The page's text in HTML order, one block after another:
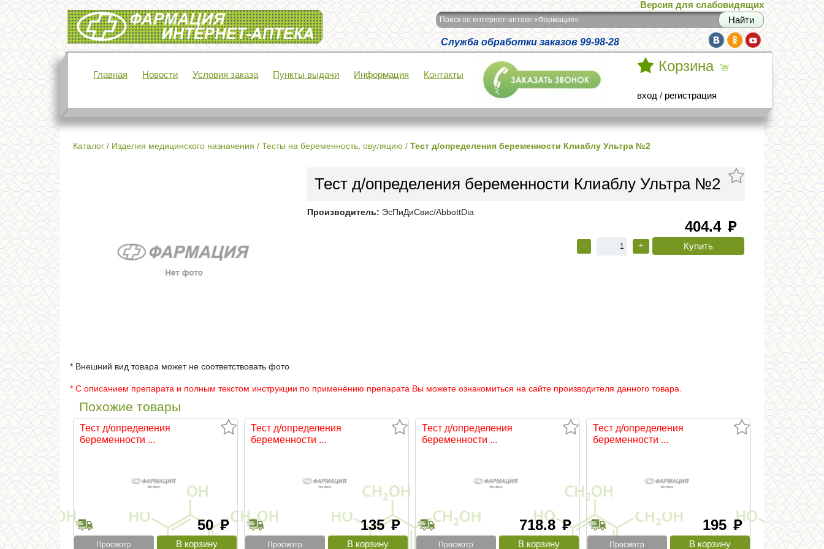
Интернет-аптека Фармация
Версия для слабовидящих
Поиск по интернет-аптеке «Фармация»
Служба обработки заказов 99-98-28
Главная Новости Условия заказа Пункты выдачи Информация Контакты
Корзина
вход / регистрация
Каталог / Изделия медицинского назначения / Тесты на беременность, овуляцию / Тест д/определения беременности Клиаблу Ультра №2
Тест д/определения беременности Клиаблу Ультра №2
Производитель: ЭсПиДиСвис/AbbottDia
404.4 руб
- +
* Внешний вид товара может не соответствовать фото
* С описанием препарата и полным текстом инструкции по применению препарата Вы можете ознакомиться на сайте производителя данного товара.
Похожие товары
Тест д/определения
беременности ...
50руб
Просмотр
Тест д/определения
беременности ...
135руб
Просмотр
Тест д/определения
беременности ...
718.8руб
Просмотр
Тест д/определения
беременности ...
195 руб
Просмотр